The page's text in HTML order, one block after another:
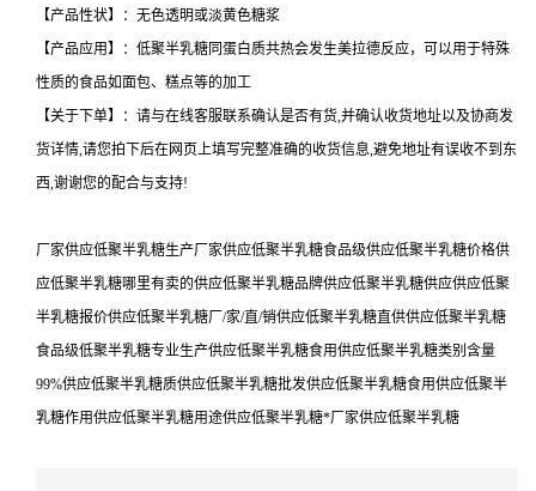
【产品性状】：无色透明或淡黄色糖浆
【产品应用】：低聚半乳糖同蛋白质共热会发生美拉德反应，可以用于特殊
性质的食品如面包、糕点等的加工
【关于下单】：请与在线客服联系确认是否有货,并确认收货地址以及协商发
货详情,请您拍下后在网页上填写完整准确的收货信息,避免地址有误收不到东
西,谢谢您的配合与支持!
厂家供应低聚半乳糖生产厂家供应低聚半乳糖食品级供应低聚半乳糖价格供
应低聚半乳糖哪里有卖的供应低聚半乳糖品牌供应低聚半乳糖供应供应低聚
半乳糖报价供应低聚半乳糖厂/家/直/销供应低聚半乳糖直供供应低聚半乳糖
食品级低聚半乳糖专业生产供应低聚半乳糖食用供应低聚半乳糖类别含量
99%供应低聚半乳糖质供应低聚半乳糖批发供应低聚半乳糖食用供应低聚半
乳糖作用供应低聚半乳糖用途供应低聚半乳糖*厂家供应低聚半乳糖